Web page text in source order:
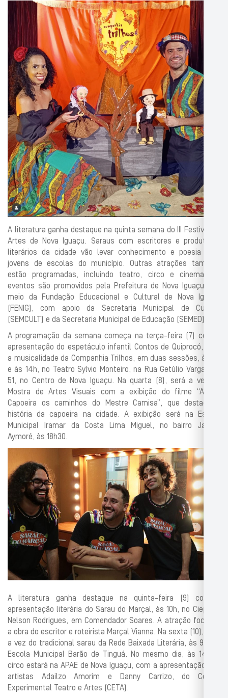
A literatura ganha destaque na quinta semana do III Festival de
Artes de Nova Iguaçu. Saraus com escritores e produtores
literários da cidade vão levar conhecimento e poesia para
jovens de escolas do município. Outras atrações também
estão programadas, incluindo teatro, circo e cinema. Os
eventos são promovidos pela Prefeitura de Nova Iguaçu, por
meio da Fundação Educacional e Cultural de Nova Iguaçu
(FENIG), com apoio da Secretaria Municipal de Cultura
(SEMCULT) e da Secretaria Municipal de Educação (SEMED).
A programação da semana começa na terça-feira (7) com a
apresentação do espetáculo infantil Contos de Quiprocó, com
a musicalidade da Companhia Trilhos, em duas sessões, às 8h
e às 14h, no Teatro Sylvio Monteiro, na Rua Getúlio Vargas, nº
51, no Centro de Nova Iguaçu. Na quarta (8), será a vez da
Mostra de Artes Visuais com a exibição do filme “Abadá
Capoeira os caminhos do Mestre Camisa”, que destaca a
história da capoeira na cidade. A exibição será na Escola
Municipal Iramar da Costa Lima Miguel, no bairro Jardim
Aymoré, às 18h30.
A literatura ganha destaque na quinta-feira (9) com a
apresentação literária do Sarau do Marçal, às 10h, no Ciep 172
Nelson Rodrigues, em Comendador Soares. A atração focaliza
a obra do escritor e roteirista Marçal Vianna. Na sexta (10), será
a vez do tradicional sarau da Rede Baixada Literária, às 9h, na
Escola Municipal Barão de Tinguá. No mesmo dia, às 14h, o
circo estará na APAE de Nova Iguaçu, com a apresentação dos
artistas Adailzo Amorim e Danny Carrizo, do Centro
Experimental Teatro e Artes (CETA).